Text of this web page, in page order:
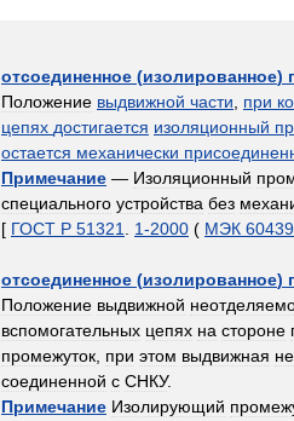
отсоединенное (изолированное)
Положение выдвижной части при
цепях достигается изоляционный
остается механически
Примечание — Изоляционный
специального устройства без
[ ГОСТ Р 51321 1-2000 ( МЭК 60439
отсоединенное (изолированное)
Положение выдвижной
вспомогательных цепях на стороне
промежуток при этом выдвижная
соединенной с СНКУ.
Примечание Изолирующий